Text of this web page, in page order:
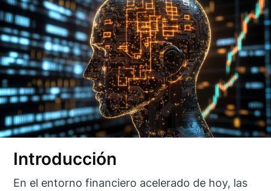
Introducción
En el entorno financiero acelerado de hoy, las